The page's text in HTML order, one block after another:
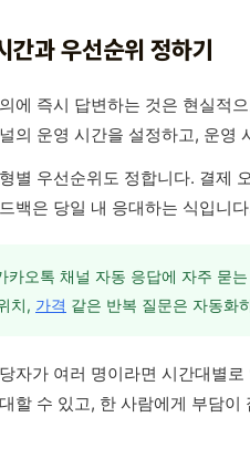
간과 우선순위 정하기
에 즉시 답변하는 것은 현실적
의 운영 시간을 설정하고, 운영
별 우선순위도 정합니다. 결제
백은 당일 내 응대하는 식입니
카오톡 채널 자동 응답에 자주 묻
치, 가격 같은 반복 질문은 자동화
자가 여러 명이라면 시간대별
할 수 있고, 한 사람에게 부담